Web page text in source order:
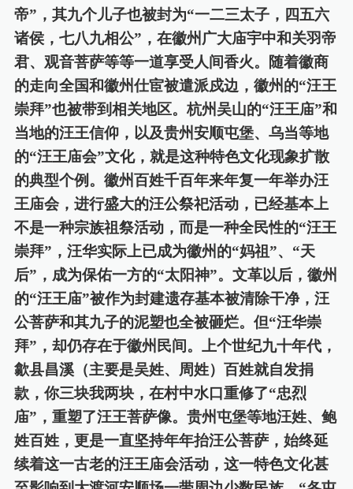
帝”，其九个儿子也被封为“一二三太子，四五六
诸侯，七八九相公”，在徽州广大庙宇中和关羽帝
君、观音菩萨等等一道享受人间香火。随着徽商
的走向全国和徽州仕宦被遣派戍边，徽州的“汪王
崇拜”也被带到相关地区。杭州吴山的“汪王庙”和
当地的汪王信仰，以及贵州安顺屯堡、乌当等地
的“汪王庙会”文化，就是这种特色文化现象扩散
的典型个例。徽州百姓千百年来年复一年举办汪
王庙会，进行盛大的汪公祭祀活动，已经基本上
不是一种宗族祖祭活动，而是一种全民性的“汪王
崇拜”，汪华实际上已成为徽州的“妈祖”、“天
后”，成为保佑一方的“太阳神”。文革以后，徽州
的“汪王庙”被作为封建遗存基本被清除干净，汪
公菩萨和其九子的泥塑也全被砸烂。但“汪华崇
拜”，却仍存在于徽州民间。上个世纪九十年代，
歙县昌溪（主要是吴姓、周姓）百姓就自发捐
款，你三块我两块，在村中水口重修了“忠烈
庙”，重塑了汪王菩萨像。贵州屯堡等地汪姓、鲍
姓百姓，更是一直坚持年年抬汪公菩萨，始终延
续着这一古老的汪王庙会活动，这一特色文化甚